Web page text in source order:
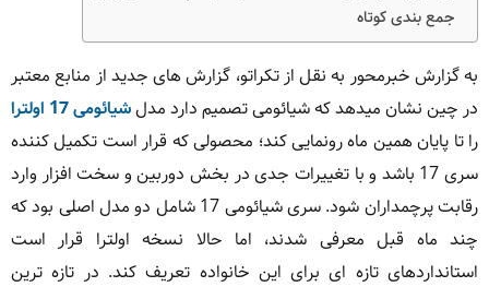
جمع بندی کوتاه
به گزارش خبرمحور به نقل از تکراتو، گزارش های جدید از منابع معتبر
در چین نشان میدهد که شیائومی تصمیم دارد مدلشیائومی 17 اولترا
را تا پایان همین ماه رونمایی کند؛ محصولی که قرار است تکمیل کننده
سری 17 باشد و با تغییرات جدی در بخش دوربین و سخت افزار وارد
رقابت پرچمداران شود. سری شیائومی 17 شامل دو مدل اصلی بود که
چند ماه قبل معرفی شدند، اما حالا نسخه اولترا قرار است
استانداردهای تازه ای برای این خانواده تعریف کند. در تازه ترین